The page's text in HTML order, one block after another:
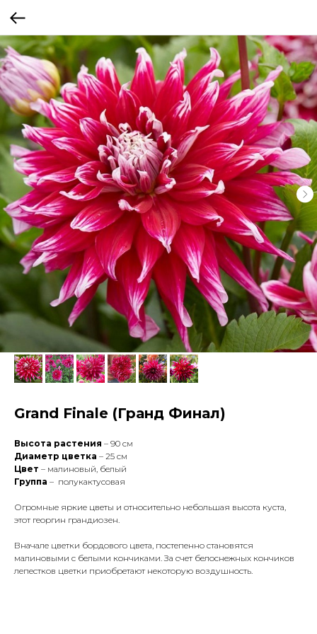
Grand Finale (Гранд Финал)
Высота растения – 90 см
Диаметр цветка – 25 см
Цвет – малиновый, белый
Группа – полукактусовая
Огромные яркие цветы и относительно небольшая высота куста,
этот георгин грандиозен.
Вначале цветки бордового цвета, постепенно становятся
малиновыми с белыми кончиками. За счет белоснежных кончиков
лепестков цветки приобретают некоторую воздушность.